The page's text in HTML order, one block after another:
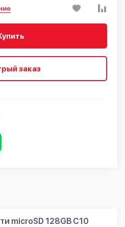
заказ
microSD 128GB C10